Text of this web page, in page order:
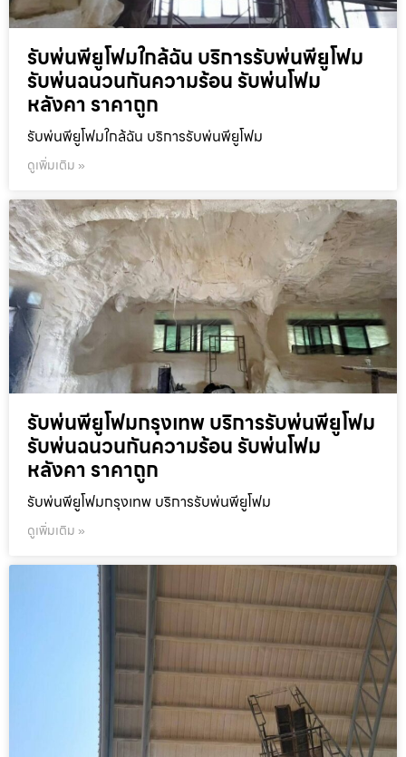
รับพ่นพียูโฟมใกล้ฉัน บริการรับพ่นพียูโฟม
รับพ่นฉนวนกันความร้อน รับพ่นโฟม
หลังคา ราคาถูก
รับพ่นพียูโฟมใกล้ฉัน บริการรับพ่นพียูโฟม
ดูเพิ่มเติม »
รับพ่นพียูโฟมกรุงเทพ บริการรับพ่นพียูโฟม
รับพ่นฉนวนกันความร้อน รับพ่นโฟม
หลังคา ราคาถูก
รับพ่นพียูโฟมกรุงเทพ บริการรับพ่นพียูโฟม
ดูเพิ่มเติม »